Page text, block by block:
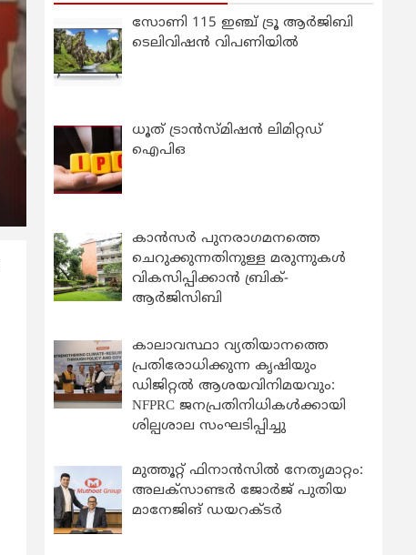
സോണി 115 ഇഞ്ച് ട്രൂ ആർജിബി
ടെലിവിഷൻ വിപണിയിൽ
ധൂത് ട്രാൻസ്മിഷൻ ലിമിറ്റഡ്
ഐപിഒ
കാന്‍സര്‍ പുനരാഗമനത്തെ
ചെറുക്കുന്നതിനുള്ള മരുന്നുകള്‍
വികസിപ്പിക്കാന്‍ ബ്രിക്-
ആര്‍ജിസിബി
കാലാവസ്ഥാ വ്യതിയാനത്തെ
പ്രതിരോധിക്കുന്ന കൃഷിയും
ഡിജിറ്റൽ ആശയവിനിമയവും:
NFPRC ജനപ്രതിനിധികൾക്കായി
ശില്പശാല സംഘടിപ്പിച്ചു
മുത്തൂറ്റ് ഫിനാൻസിൽ നേതൃമാറ്റം:
അലക്സാണ്ടർ ജോർജ് പുതിയ
മാനേജിങ് ഡയറക്ടർ